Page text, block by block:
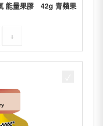
能量果膠 42g 青蘋果
+